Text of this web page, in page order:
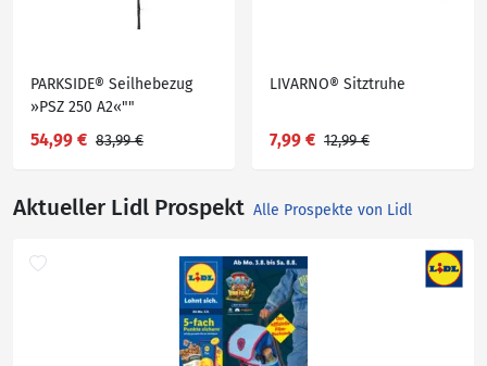
PARKSIDE® Seilhebezug
»PSZ 250 A2«""
54,99 € 83,99 €
LIVARNO® Sitztruhe
7,99 € 12,99 €
Aktueller Lidl Prospekt Alle Prospekte von Lidl